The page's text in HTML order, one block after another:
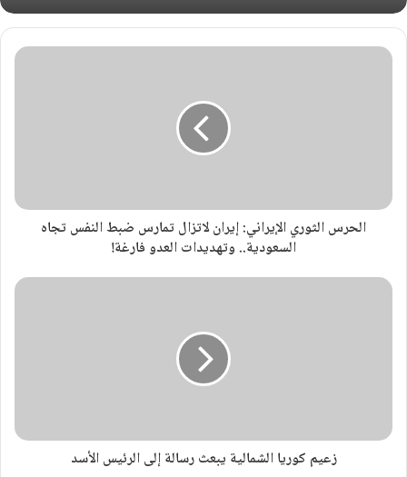
الحرس الثوري الإيراني: إيران لاتزال تمارس ضبط النفس تجاه
السعودية.. وتهديدات العدو فارغة!
زعيم كوريا الشمالية يبعث رسالة إلى الرئيس الأسد